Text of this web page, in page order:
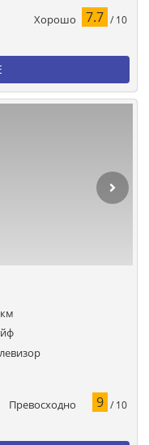
Хорошо 7.7 / 10
Превосходно 9 / 10